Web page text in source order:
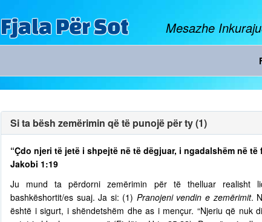
Fjala Për Sot Mesazhe
Si ta bësh zemërimin që të punojë për ty (1)
“Çdo njeri të jetë i shpejtë në të dëgjuar, i ngadalshëm në
Jakobi 1:19
Ju mund ta përdorni zemërimin për të thelluar realisht
bashkëshortit/es suaj. Ja si: (1) Pranojeni vendin e zemërimit.
është i sigurt, i shëndetshëm dhe as i mençur. “Njeriu që nuk